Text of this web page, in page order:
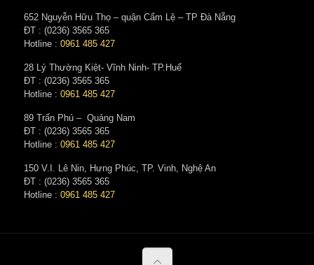
652 Nguyễn Hữu Thọ – quận Cẩm Lệ – TP Đà Nẵng
ĐT : (0236) 3565 365‬
Hotline : 0961 485 427
28 Lý Thường Kiệt- Vĩnh Ninh- TP.Huế
ĐT : (0236) 3565 365‬
Hotline : 0961 485 427
89 Trấn Phú – Quảng Nam
ĐT : (0236) 3565 365‬
Hotline : 0961 485 427
150 V.I. Lê Nin, Hưng Phúc, TP. Vinh, Nghệ An
ĐT : (0236) 3565 365‬
Hotline : 0961 485 427